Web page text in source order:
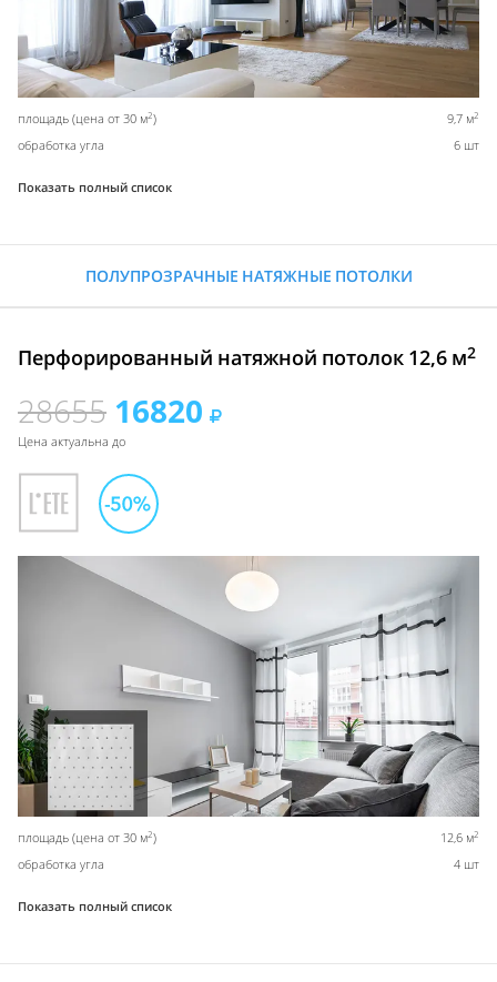
площадь (цена от 30 м2) 9,7 м2
обработка угла 6 шт
Показать полный список
ПОЛУПРОЗРАЧНЫЕ НАТЯЖНЫЕ ПОТОЛКИ
Перфорированный натяжной потолок 12,6 м2
28655 16820
Цена актуальна до
площадь (цена от 30 м2) 12,6 м2
обработка угла 4 шт
Показать полный список